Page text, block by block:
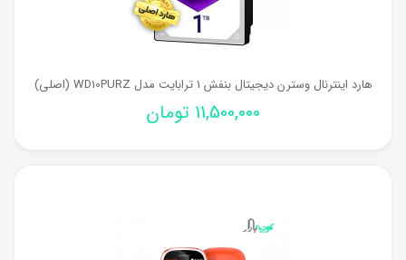
هارد اینترنال وسترن دیجیتال بنفش 1 ترابایت مدل WD10PURZ (اصلی)
11,500,000 تومان